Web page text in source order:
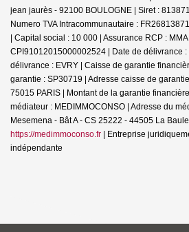
jean jaurès - 92100 BOULOGNE | Siret :
Numero TVA Intracommunautaire :
| Capital social : 10 000 | Assurance RCP : MMA
CPI91012015000002524 | Date de délivrance
délivrance : EVRY | Caisse de garantie
garantie : SP30719 | Adresse caisse de
75015 PARIS | Montant de la garantie
médiateur : MEDIMMOCONSO | Adresse du
Mesemena - Bât A - CS 25222 - 44505 La
https://medimmoconso.fr | Entreprise
indépendante